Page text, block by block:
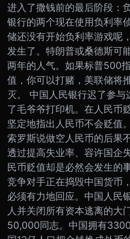
进入了撒钱前的最后阶段：
银行的两个现在使用负利率
储还没有开始负利率游戏呢
发生了。特朗普或桑德斯可
两年的人气。如果标普500
值，你可以打赌，美联储将
灭。 中国人民银行迟了参
了毛爷爷打印机。在人民币
坚定地指出人民币不会贬值
索罗斯说做空人民币的后果
透过提高失业率、容许国企
民币贬值却是必然会发生的
竞争对手正在捣毁中国货币
必须有力地回应。中国人民
人并关闭所有资本逃离的大
50,000同志。中国拥有